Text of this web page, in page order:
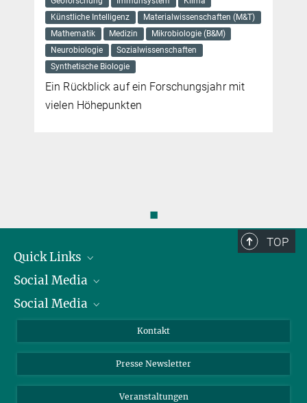
Künstliche Intelligenz
Materialwissenschaften (M&T)
Mathematik
Medizin
Mikrobiologie (B&M)
Neurobiologie
Sozialwissenschaften
Synthetische Biologie
Ein Rückblick auf ein Forschungsjahr mit
vielen Höhepunkten
◼
TOP
Quick Links
Präsident
Zahlen und Fakten
Social Media
Bluesky
TikTok
Social Media
Instagram
YouTube
Kontakt
Presse Newsletter
Veranstaltungen